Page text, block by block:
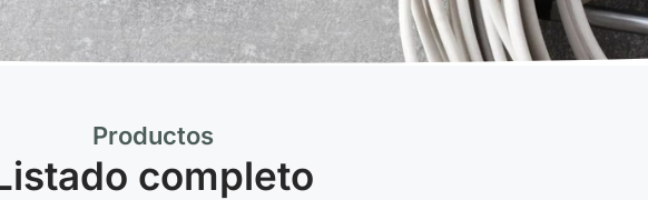
Productos
completo